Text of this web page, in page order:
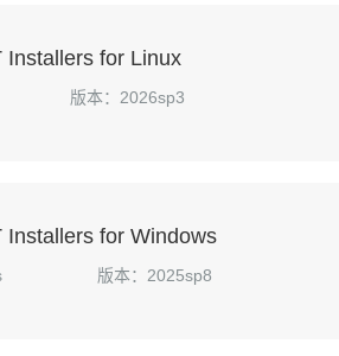
Installers for Linux
版本：2026sp3
Installers for Windows
版本：2025sp8